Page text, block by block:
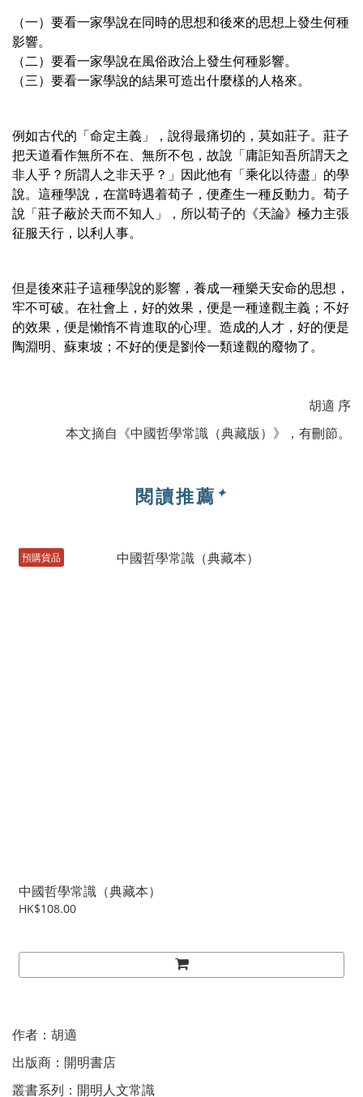
（一）要看一家學說在同時的思想和後來的思想上發生何種
影響。
（二）要看一家學說在風俗政治上發生何種影響。
（三）要看一家學說的結果可造出什麼樣的人格來。
例如古代的「命定主義」，說得最痛切的，莫如莊子。莊子
把天道看作無所不在、無所不包，故說「庸詎知吾所謂天之
非人乎？所謂人之非天乎？」因此他有「乘化以待盡」的學
說。這種學說，在當時遇着荀子，便產生一種反動力。荀子
說「莊子蔽於天而不知人」，所以荀子的《天論》極力主張
征服天行，以利人事。
但是後來莊子這種學說的影響，養成一種樂天安命的思想，
牢不可破。在社會上，好的效果，便是一種達觀主義；不好
的效果，便是懶惰不肯進取的心理。造成的人才，好的便是
陶淵明、蘇東坡；不好的便是劉伶一類達觀的廢物了。
胡適 序
本文摘自《中國哲學常識（典藏版）》，有刪節。
閱讀推薦 ✦
預購貨品
中國哲學常識（典藏本）
HK$108.00
作者：胡適
出版商：開明書店
叢書系列：開明人文常識